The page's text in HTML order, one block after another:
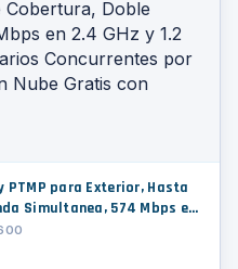
PTMP para Exterior, Hasta
Simultanea, 574 Mbps en
Concurrentes por
Gratis con INSIGHTS